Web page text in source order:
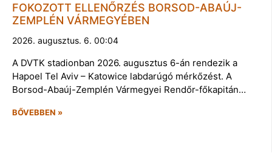
FOKOZOTT ELLENŐRZÉS BORSOD-ABAÚJ-
ZEMPLÉN VÁRMEGYÉBEN
2026. augusztus. 6. 00:04
A DVTK stadionban 2026. augusztus 6-án rendezik a
Hapoel Tel Aviv – Katowice labdarúgó mérkőzést. A
Borsod-Abaúj-Zemplén Vármegyei Rendőr-főkapitán…
BŐVEBBEN »